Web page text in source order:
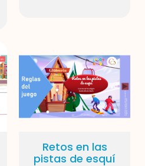
Retos en las
pistas de esquí